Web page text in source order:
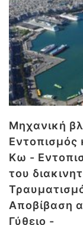
Μηχανική
Κω -
του
Αποβίβαση
Γύθειο -